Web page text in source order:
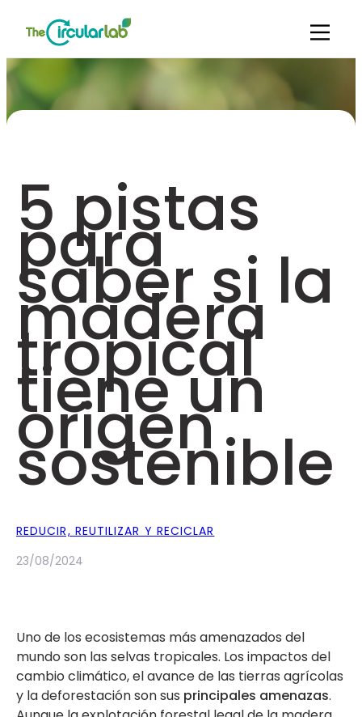
5 pistas
para
saber si la
madera
tropical
tiene un
origen
sostenible
REDUCIR, REUTILIZAR Y RECICLAR
23/08/2024
Uno de los ecosistemas más amenazados del
mundo son las selvas tropicales. Los impactos del
cambio climático, el avance de las tierras agrícolas
y la deforestación son sus principales amenazas.